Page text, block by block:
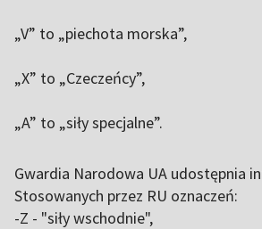
„V” to „piechota morska”,
„X” to „Czeczeńcy”,
„A” to „siły specjalne”.
Gwardia Narodowa UA udostępnia
Stosowanych przez RU oznaczeń:
-Z - "siły wschodnie",